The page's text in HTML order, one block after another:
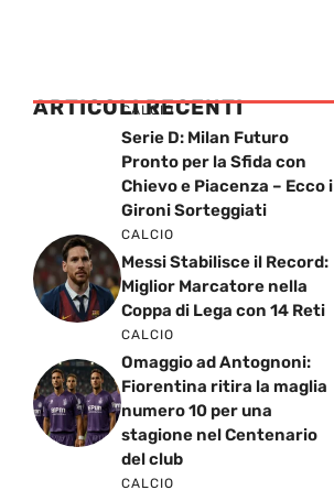
ARTICOLI RECENTI
CALCIO
Serie D: Milan Futuro
Pronto per la Sfida con
Chievo e Piacenza – Ecco i
Gironi Sorteggiati
CALCIO
Messi Stabilisce il Record:
Miglior Marcatore nella
Coppa di Lega con 14 Reti
CALCIO
Omaggio ad Antognoni:
Fiorentina ritira la maglia
numero 10 per una
stagione nel Centenario
del club
CALCIO